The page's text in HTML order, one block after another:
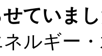
ていま
ルギー